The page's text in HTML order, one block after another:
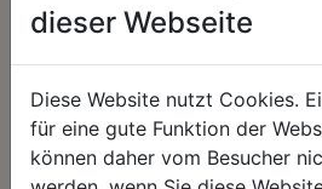
HARMONIE
Unser Sortiment steht für ein
positives Lebensgefühl. Wir
schenken natürliche, stilvolle
dieser Webseite
Diese Website nutzt Cookies.
für eine gute Funktion der
können daher vom Besucher